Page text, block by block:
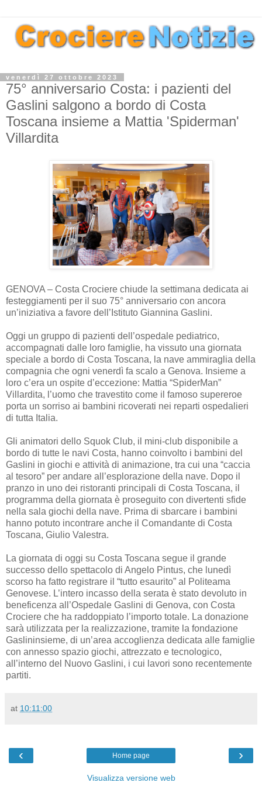
venerdì 27 ottobre 2023
75° anniversario Costa: i pazienti del
Gaslini salgono a bordo di Costa
Toscana insieme a Mattia 'Spiderman'
Villardita
GENOVA – Costa Crociere chiude la settimana dedicata ai
festeggiamenti per il suo 75° anniversario con ancora
un’iniziativa a favore dell’Istituto Giannina Gaslini.
Oggi un gruppo di pazienti dell’ospedale pediatrico,
accompagnati dalle loro famiglie, ha vissuto una giornata
speciale a bordo di Costa Toscana, la nave ammiraglia della
compagnia che ogni venerdì fa scalo a Genova. Insieme a
loro c’era un ospite d’eccezione: Mattia “SpiderMan”
Villardita, l’uomo che travestito come il famoso supereroe
porta un sorriso ai bambini ricoverati nei reparti ospedalieri
di tutta Italia.
Gli animatori dello Squok Club, il mini-club disponibile a
bordo di tutte le navi Costa, hanno coinvolto i bambini del
Gaslini in giochi e attività di animazione, tra cui una “caccia
al tesoro” per andare all’esplorazione della nave. Dopo il
pranzo in uno dei ristoranti principali di Costa Toscana, il
programma della giornata è proseguito con divertenti sfide
nella sala giochi della nave. Prima di sbarcare i bambini
hanno potuto incontrare anche il Comandante di Costa
Toscana, Giulio Valestra.
La giornata di oggi su Costa Toscana segue il grande
successo dello spettacolo di Angelo Pintus, che lunedì
scorso ha fatto registrare il “tutto esaurito” al Politeama
Genovese. L’intero incasso della serata è stato devoluto in
beneficenza all’Ospedale Gaslini di Genova, con Costa
Crociere che ha raddoppiato l’importo totale. La donazione
sarà utilizzata per la realizzazione, tramite la fondazione
Gaslininsieme, di un’area accoglienza dedicata alle famiglie
con annesso spazio giochi, attrezzato e tecnologico,
all’interno del Nuovo Gaslini, i cui lavori sono recentemente
partiti.
at 10:11:00
‹ ›
Home page
Visualizza versione web